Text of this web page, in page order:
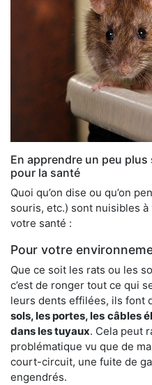
En apprendre un peu
pour la santé
Quoi qu’on dise ou qu’on
souris, etc.) sont nuisibles
votre santé :
Pour votre
Que ce soit les rats ou les
c’est de ronger tout ce qui
leurs dents effilées, ils font
sols, les portes, les câbles
dans les tuyaux. Cela peut
problématique vu que de
court-circuit, une fuite de
engendrés.